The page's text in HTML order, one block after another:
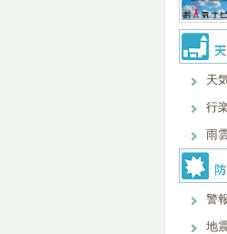
天
行
雨
警
地